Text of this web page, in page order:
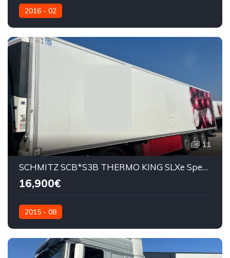
2016 - 02
11
SCHMITZ SCB*S3B THERMO KING SLXe Spectrum
16,900€
2015 - 08